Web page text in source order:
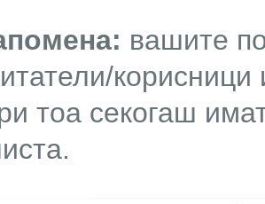
вашите
тоа секогаш